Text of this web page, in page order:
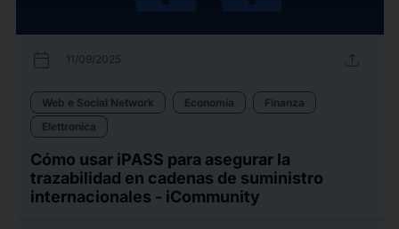
calendar_today 11/09/2025 upload
Web e Social Network Economia
Finanza
Elettronica
Cómo usar iPASS para asegurar la
trazabilidad en cadenas de suministro
internacionales - iCommunity